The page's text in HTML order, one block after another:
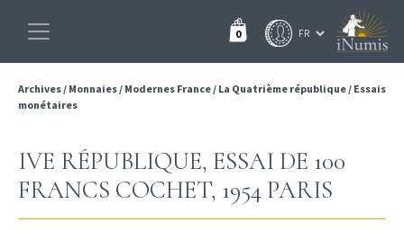
0
Archives/ Monnaies/ Modernes France/ La Quatrième république/ Essais
monétaires
IVE RÉPUBLIQUE, ESSAI DE 100
FRANCS COCHET, 1954 PARIS